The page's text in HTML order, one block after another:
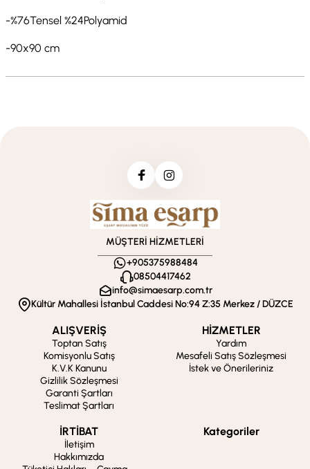
-%76Tensel %24Polyamid
-90x90 cm
MÜŞTERİ HİZMETLERİ
+905375988484
08504417462
info@simaesarp.com.tr
Kültür Mahallesi İstanbul Caddesi No:94 Z:35 Merkez / DÜZCE
ALIŞVERİŞ
Toptan Satış
Komisyonlu Satış
K.V.K Kanunu
Gizlilik Sözleşmesi
Garanti Şartları
Teslimat Şartları
HİZMETLER
Yardım
Mesafeli Satış Sözleşmesi
İstek ve Önerileriniz
İRTİBAT
İletişim
Hakkımızda
Kategoriler